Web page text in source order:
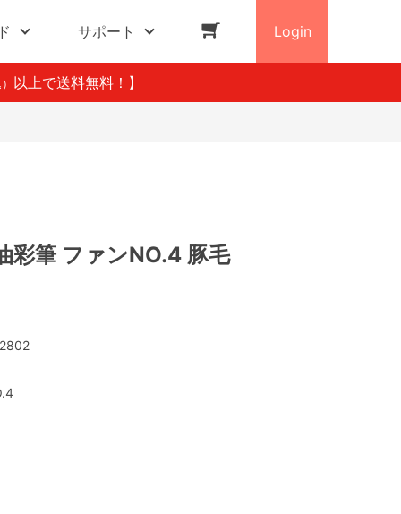
サポート Login
以上で送料無料！】
彩筆 ファンNO.4 豚毛